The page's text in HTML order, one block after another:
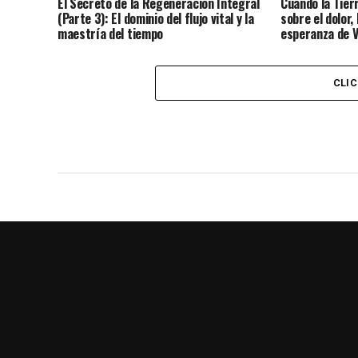
(Parte 3): El dominio del flujo vital y la
maestría del tiempo
sobre el
esperanza de